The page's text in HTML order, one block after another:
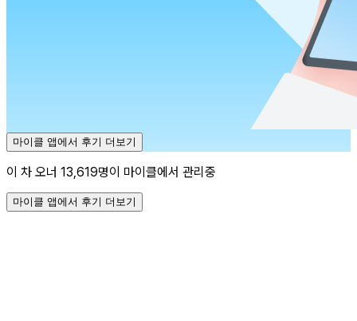
마이클 앱에서 후기 더보기
이 차 오너 13,619명이 마이클에서 관리중
마이클 앱에서 후기 더보기